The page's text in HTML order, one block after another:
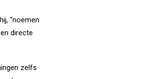
“noemen
directe
zelfs